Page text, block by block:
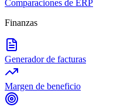
Comparaciones de ERP
Finanzas
Generador de facturas
Margen de beneficio